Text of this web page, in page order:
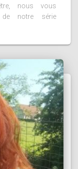
nous vous
notre série